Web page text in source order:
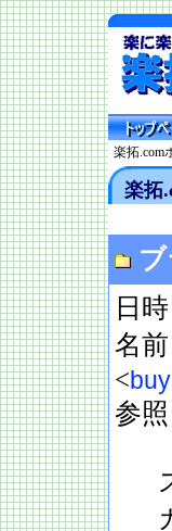
楽拓.com
楽拓
日
名前
<
参照